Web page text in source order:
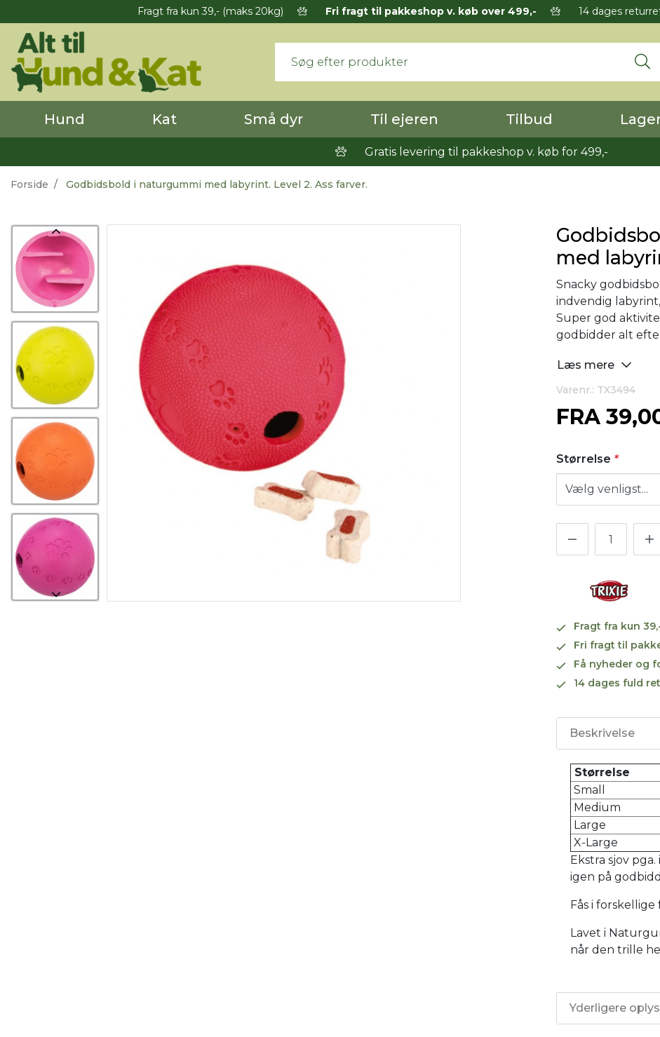
Fragt fra kun 39,- (maks 20kg) Fri fragt til pakkeshop v. køb over 499,- 14 dages
Hund Kat Små dyr Til ejeren Tilbud
Gratis levering til pakkeshop v. køb for 499,-
Forside Godbidsbold i naturgummi med labyrint. Level 2. Ass farver.
med
Snacky
indvendig
Super god
godbidder alt
Læs mere
Varenr.: TX3494
FRA
Størrelse *
Fragt fra kun
Fri fragt til
Få nyheder og
14 dages fuld
Beskrivelse
Størrelse
Small
Medium
Large
X-Large
Ekstra sjov
igen på
Fås i forskellige
Lavet i
når den trille
Yderligere